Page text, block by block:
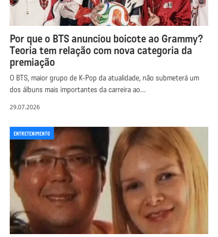
Por que o BTS anunciou boicote ao Grammy?
Teoria tem relação com nova categoria da
premiação
O BTS, maior grupo de K-Pop da atualidade, não submeterá um
dos álbuns mais importantes da carreira ao…
29.07.2026
ENTRETENIMENTO